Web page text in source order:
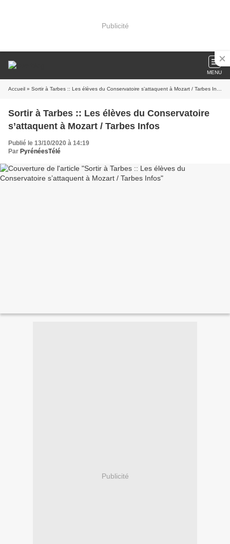
Publicité
MENU
Accueil » Sortir à Tarbes :: Les élèves du Conservatoire s’attaquent à Mozart / Tarbes Infos
Sortir à Tarbes :: Les élèves du Conservatoire
s’attaquent à Mozart / Tarbes Infos
Publié le 13/10/2020 à 14:19
Par PyrénéesTélé
Publicité